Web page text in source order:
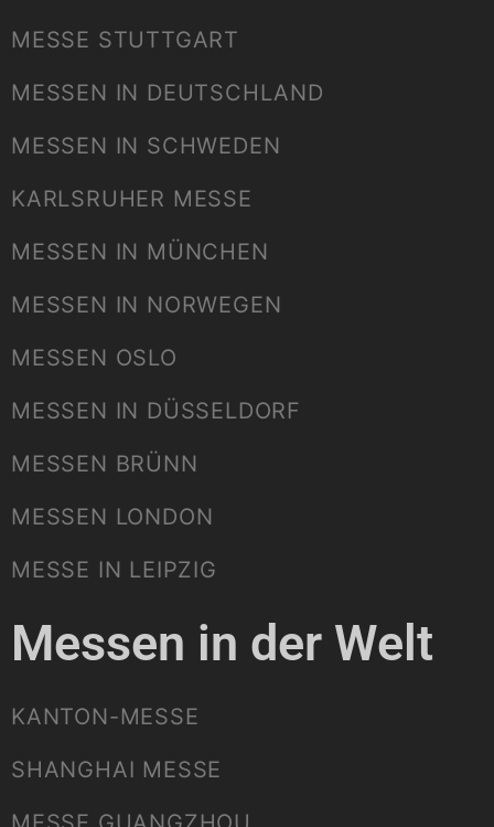
MESSE STUTTGART
MESSEN IN DEUTSCHLAND
MESSEN IN SCHWEDEN
KARLSRUHER MESSE
MESSEN IN MÜNCHEN
MESSEN IN NORWEGEN
MESSEN OSLO
MESSEN IN DÜSSELDORF
MESSEN BRÜNN
MESSEN LONDON
MESSE IN LEIPZIG
Messen in der Welt
KANTON-MESSE
SHANGHAI MESSE